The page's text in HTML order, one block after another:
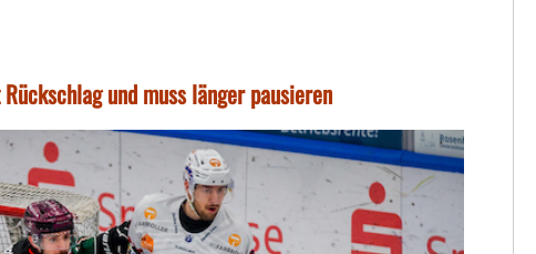
und muss länger pausieren